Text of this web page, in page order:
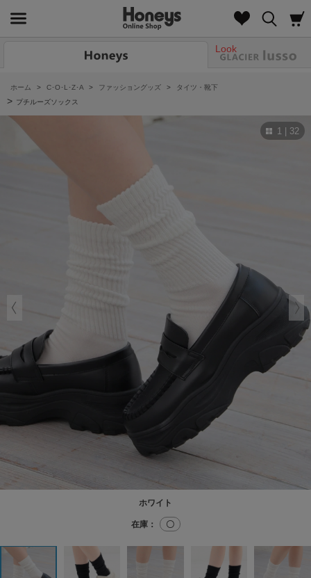
Look
ホーム > C･O･L･Z･A > ファッショングッズ > タイツ・靴下
> プチルーズソックス
1 | 32
ホワイト
在庫： 〇